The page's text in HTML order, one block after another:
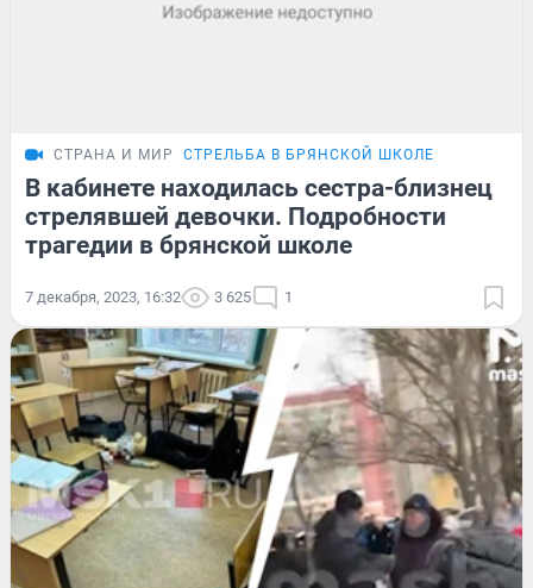
СТРАНА И МИР СТРЕЛЬБА В БРЯНСКОЙ ШКОЛЕ
В кабинете находилась сестра-близнец
стрелявшей девочки. Подробности
трагедии в брянской школе
7 декабря, 2023, 16:32 3 625 1